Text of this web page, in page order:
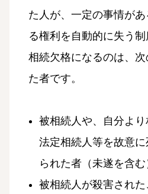
た人が、一定の事情が
る権利を自動的に失う制
相続欠格になるのは、
た者です。
被相続人や、自分よ
法定相続人等を故意
られた者（未遂を含む
被相続人が殺害された